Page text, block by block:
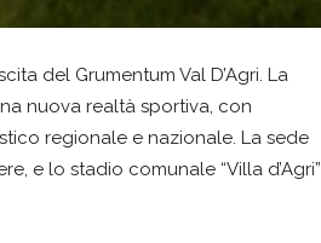
del Grumentum Val D’Agri. La
nuova realtà sportiva, con
regionale e nazionale. La sede
e lo stadio comunale “Villa d’Agri”